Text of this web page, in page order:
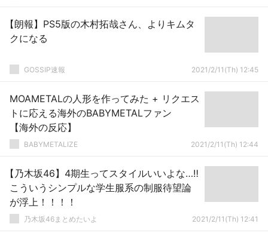
【朗報】PS5版の木村拓哉さん、よりキムタ
クになる
GOSSIP速報 2021/2/11(Th) 12:45
MOAMETALの人形を作ってみた + リクエス
トに応える海外のBABYMETALファン
【海外の反応】
BABYMETALIZE 2021/2/11(Th) 12:44
【乃木坂46】4期生ってスタイルいいよな…‼
こういうシンプルな学生服系の制服待望論
が浮上！！！！
乃木坂46まとめたいよ 2021/2/11(Th) 12:41